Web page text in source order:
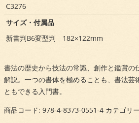
C3276
サイズ・付属品
新書判B6変型判 182×122mm
書法の歴史から技法の常識、創作と鑑賞の
解説。一つの書体を極めることも、書法芸
ともできる入門書。
商品コード: 978-4-8373-0551-4 カテゴリ